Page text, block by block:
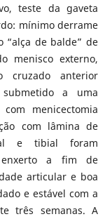
teste da gaveta
mínimo derrame
“alça de balde” de
menisco externo,
cruzado anterior
a uma
menicectomia
com lâmina de
e tibial foram
enxerto a fim de
articular e boa
e estável com a
três semanas. A